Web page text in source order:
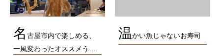
名 古屋市内で楽しめる、
一風変わったオススメう…
温かい魚じゃないお寿司